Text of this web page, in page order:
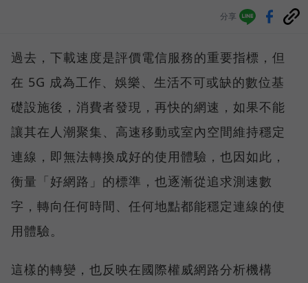
分享
過去，下載速度是評價電信服務的重要指標，但
在 5G 成為工作、娛樂、生活不可或缺的數位基
礎設施後，消費者發現，再快的網速，如果不能
讓其在人潮聚集、高速移動或室內空間維持穩定
連線，即無法轉換成好的使用體驗，也因如此，
衡量「好網路」的標準，也逐漸從追求測速數
字，轉向任何時間、任何地點都能穩定連線的使
用體驗。
這樣的轉變，也反映在國際權威網路分析機構